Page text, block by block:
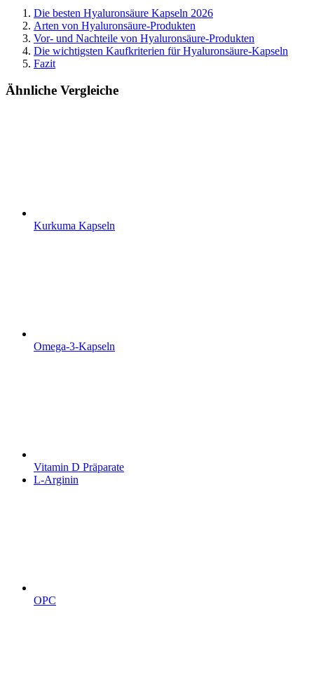
Die besten Hyaluronsäure Kapseln 2026
Arten von Hyaluronsäure-Produkten
Vor- und Nachteile von Hyaluronsäure-Produkten
Die wichtigsten Kaufkriterien für Hyaluronsäure-Kapseln
Fazit
Ähnliche Vergleiche
Kurkuma Kapseln
Omega-3-Kapseln
Vitamin D Präparate
L-Arginin
OPC